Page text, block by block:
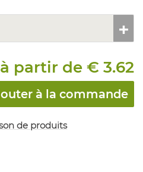
partir de € 3.62
à la commande
de produits